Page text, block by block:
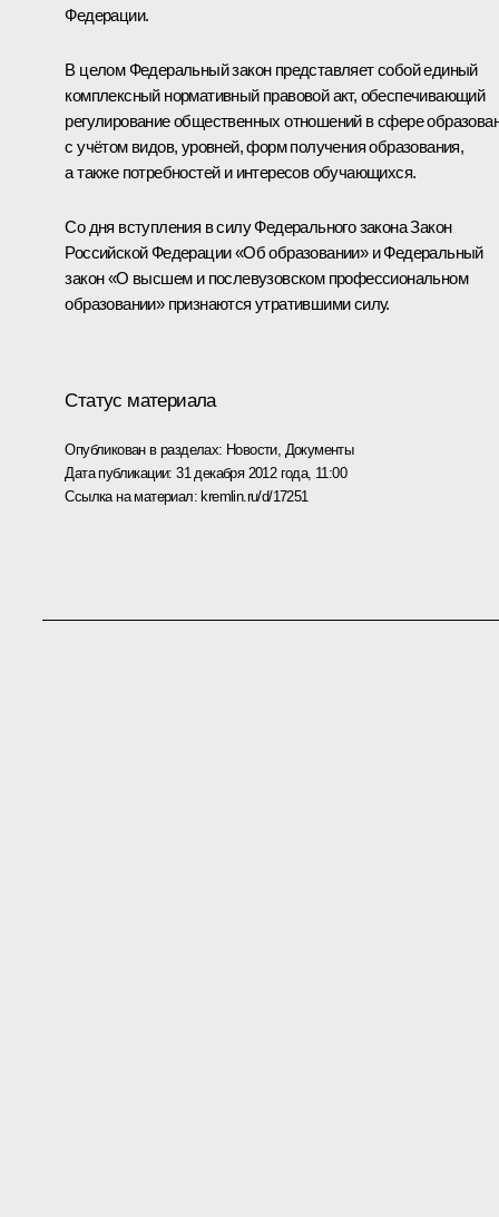
Федерации.
В целом Федеральный закон представляет собой единый
комплексный нормативный правовой акт, обеспечивающий
регулирование общественных отношений в сфере
с учётом видов, уровней, форм получения образования,
а также потребностей и интересов обучающихся.
Со дня вступления в силу Федерального закона Закон
Российской Федерации «Об образовании» и Федеральный
закон «О высшем и послевузовском профессиональном
образовании» признаются утратившими силу.
Статус материала
Опубликован в разделах: Новости, Документы
Дата публикации:31 декабря 2012 года, 11:00
Ссылка на материал: kremlin.ru/d/17251